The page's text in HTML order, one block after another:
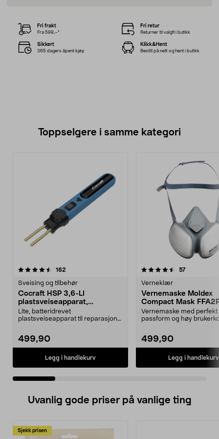
Fri frakt
Fra 599,–*
Fri retur
Returner til valgfri butikk
Sikkert
365 dagers åpent kjøp
Klikk&Hent
Bestill på nett og hent i butikk
Toppselgere i samme kategori
162
Sveising og tilbehør
Cocraft HSP 3,6-LI
plastsveiseapparat,
oppladbart
Lite, batteridrevet
plastsveiseapparat til reparasjon
499,90
Legg i handlekurv
4.5 av 5 stjerner 57anmeldelser
Verneklær
Vernemaske Moldex
Compact Mask
Vernemaske med perfekt
passform og høy
499,90
Legg i handlekurv
5.0 av 5 stjerner
Uvanlig gode priser på vanlige ting
Sjekk prisen